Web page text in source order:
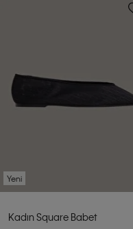
Yeni
Kadın Square Babet